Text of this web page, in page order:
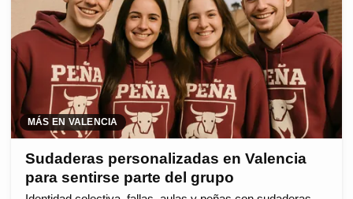
MÁS EN VALENCIA
Sudaderas personalizadas en Valencia
para sentirse parte del grupo